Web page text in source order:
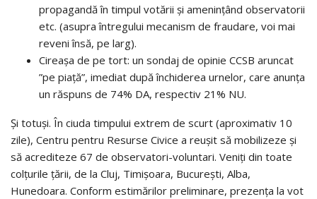
propagandă în timpul votării și amenințând observatorii
etc. (asupra întregului mecanism de fraudare, voi mai
reveni însă, pe larg).
Cireașa de pe tort: un sondaj de opinie CCSB aruncat
”pe piață”, imediat după închiderea urnelor, care anunța
un răspuns de 74% DA, respectiv 21% NU.
Și totuși. În ciuda timpului extrem de scurt (aproximativ 10
zile), Centru pentru Resurse Civice a reușit să mobilizeze și
să acrediteze 67 de observatori-voluntari. Veniți din toate
colțurile țării, de la Cluj, Timișoara, București, Alba,
Hunedoara. Conform estimărilor preliminare, prezența la vot